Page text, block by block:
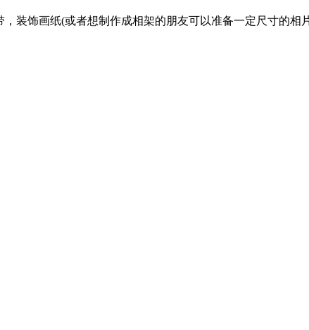
装饰画纸(或者想制作成相架的朋友可以准备一定尺寸的